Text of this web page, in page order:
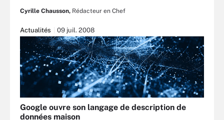
Cyrille Chausson, Rédacteur en Chef
Actualités 09 juil. 2008
Google ouvre son langage de description de
données maison